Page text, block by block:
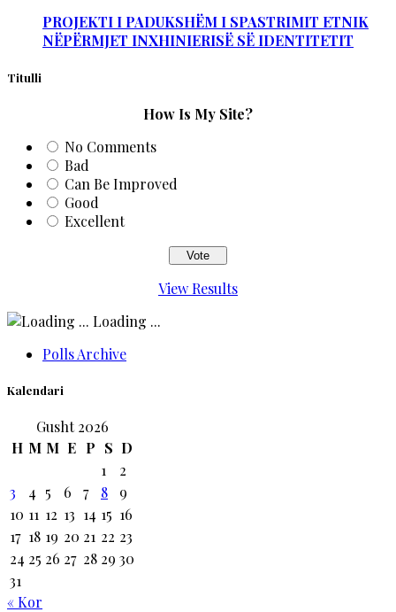
PROJEKTI I PADUKSHËM I SPASTRIMIT ETNIK
NËPËRMJET INXHINIERISË SË IDENTITETIT
Titulli
How Is My Site?
No Comments
Bad
Can Be Improved
Good
Excellent
View Results
Loading ...
Polls Archive
Kalendari
Gusht 2026
H M M E P S D
1
2
3
4 5 6 7 8
9
10 11 12 13 14 15 16
17 18 19 20 21 22 23
24 25 26 27 28 29 30
31
« Kor